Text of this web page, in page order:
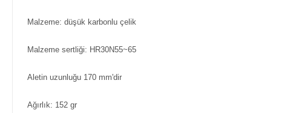
Malzeme: düşük karbonlu çelik
Malzeme sertliği: HR30N55~65
Aletin uzunluğu 170 mm'dir
Ağırlık: 152 gr